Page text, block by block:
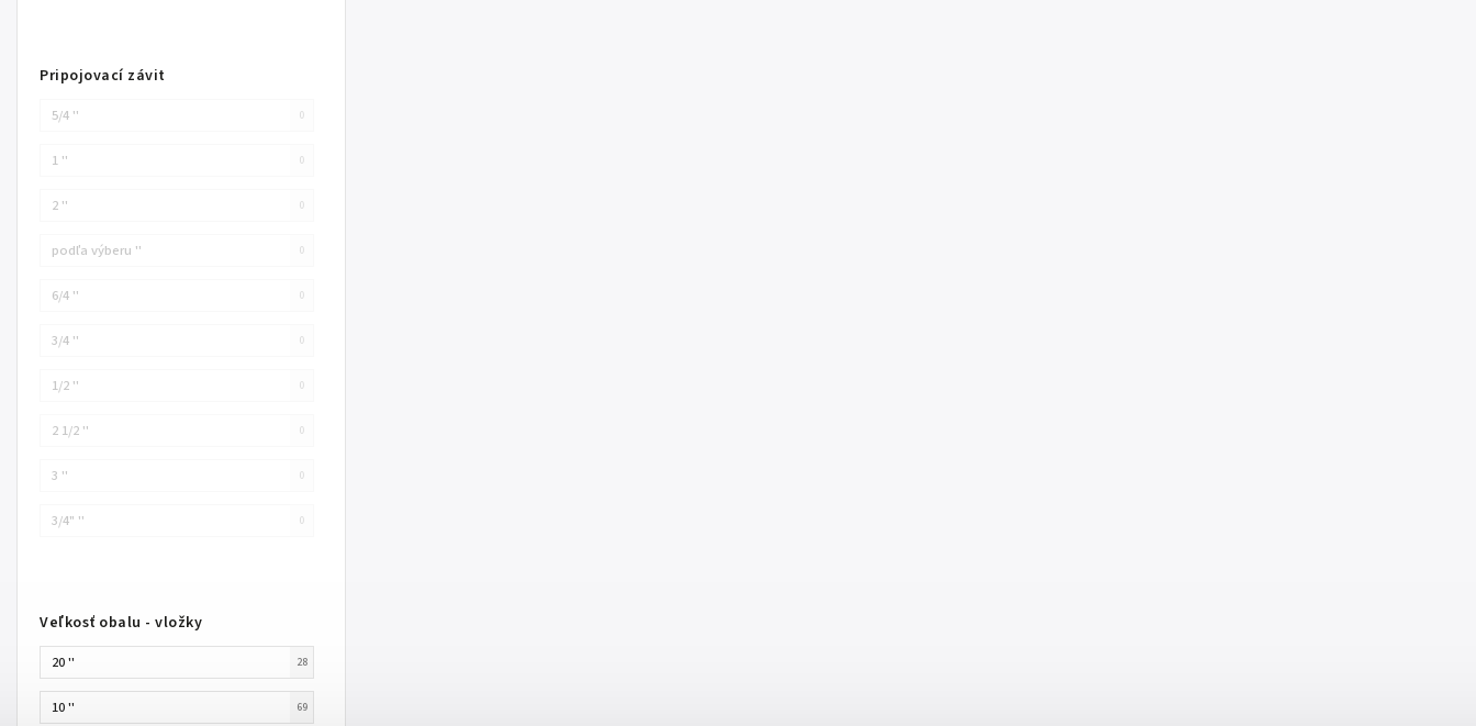
Pripojovací závit
5/4 '' 0
1 '' 0
2 '' 0
podľa výberu '' 0
6/4 '' 0
3/4 '' 0
1/2 '' 0
2 1/2 '' 0
3 '' 0
3/4" '' 0
Veľkosť obalu - vložky
20 '' 28
10 '' 69